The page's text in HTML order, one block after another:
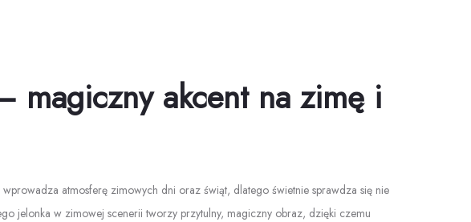
magiczny akcent na zimę i
atmosferę zimowych dni oraz świąt, dlatego świetnie sprawdza się nie
jelonka w zimowej scenerii tworzy przytulny, magiczny obraz, dzięki czemu